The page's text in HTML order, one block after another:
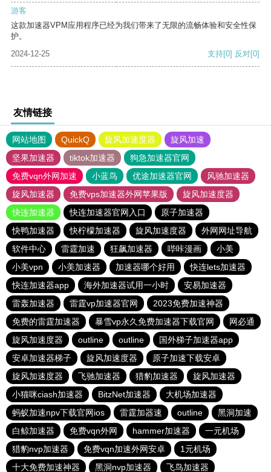
游客
这款加速器VPM应用程序已经为我们带来了无限的流畅体验和安全性保
护。
2024-12-25
支持[0] 反对[0]
友情链接
网站地图 QuickQ 旋风加速度器
旋风加速
坚果加速器
tiktok加速器
狗急加速器官网
免费vqn外网加速
小蓝鸟 优途加速器官网
风驰加速器
旋风加速器
免费vps加速器外网苹果版
旋风加速度器
快连加速器
快连加速器官网入口
原子加速器
快鸭加速器
快柠檬加速器 旋风加速度器
外网网址导航
软件中心
雷霆加速 狂飙加速器 哔咔漫画
小美
小美vpn
小美加速器 加速器哪个好用
快连lets加速器
快连加速器app
海外加速器试用一小时
安易加速器
雷轰加速器
雷霆vp加速器官网
2023免费加速神器
免费的雷霆加速器
暴雪vp永久免费加速器下载官网
网必通
旋风加速度器
outline outline
国外梯子加速器app
安卓加速器梯子
旋风加速度器
原子加速下载安卓
旋风加速度器
飞驰加速器 猎豹加速器
旋风加速器
小猫咪ciash加速器
BitzNet加速器
大机场加速器
蚂蚁加速npv下载官网ios
雷霆加器速 outline
黑洞加速
白鲸加速器
免费vqn外网 hammer加速器
一元机场
猎豹nvp加速器
免费vqn加速外网安卓
1元机场
十大免费加速神器
黑洞nvp加速器 飞鸟加速器